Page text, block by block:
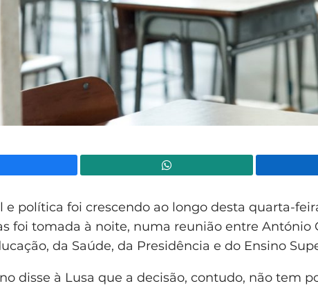
e política foi crescendo ao longo desta quarta-
foi tomada à noite, numa reunião entre António
da Saúde, da Presidência e do Ensino
disse à Lusa que a decisão, contudo, não tem